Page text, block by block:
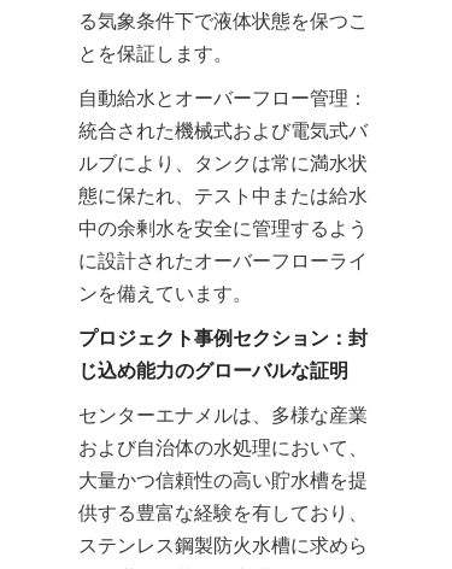
る気象条件下で液体状態を保つこ
とを保証します。
自動給水とオーバーフロー管理：
統合された機械式および電気式バ
ルブにより、タンクは常に満水状
態に保たれ、テスト中または給水
中の余剰水を安全に管理するよう
に設計されたオーバーフローライ
ンを備えています。
プロジェクト事例セクション：封
じ込め能力のグローバルな証明
センターエナメルは、多様な産業
および自治体の水処理において、
大量かつ信頼性の高い貯水槽を提
供する豊富な経験を有しており、
ステンレス鋼製防火水槽に求めら